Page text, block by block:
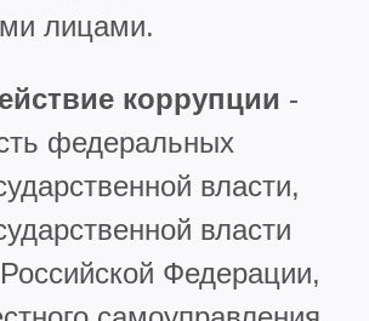
лицами.
коррупции -
федеральных
власти,
власти
Федерации,